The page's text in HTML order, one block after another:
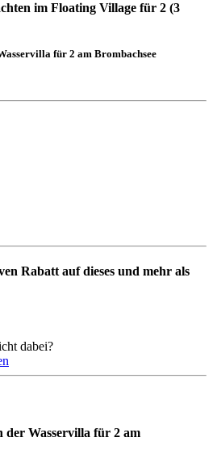
im Floating Village für 2 (3
für 2 am Brombachsee
Rabatt auf dieses und mehr als
dabei?
der Wasservilla für 2 am